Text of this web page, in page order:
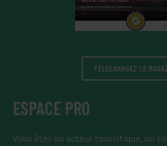
TÉLÉCHARGEZ LE
ESPACE PRO
Vous êtes un acteur touristique, un